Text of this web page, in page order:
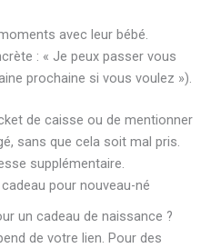
avec leur bébé.
: « Je peux passer vous
prochaine si vous voulez »).
de caisse ou de mentionner
sans que cela soit mal pris.
supplémentaire.
pour nouveau-né
un cadeau de naissance ?
de votre lien. Pour des